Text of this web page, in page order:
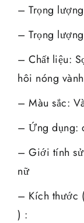
– Trọng
– Trọng
– Chất liệu:
hôi nóng
– Màu sắc:
– Ứng dụng:
– Giới tính
nữ
– Kích thước
) :